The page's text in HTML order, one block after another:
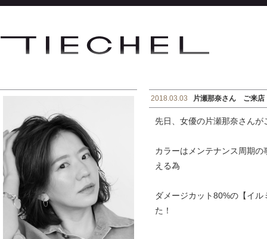
2018.03.03 片瀬那奈さん ご来店
先日、女優の片瀬那奈さんが
カラーはメンテナンス周期
える為
ダメージカット80%の【イ
た！